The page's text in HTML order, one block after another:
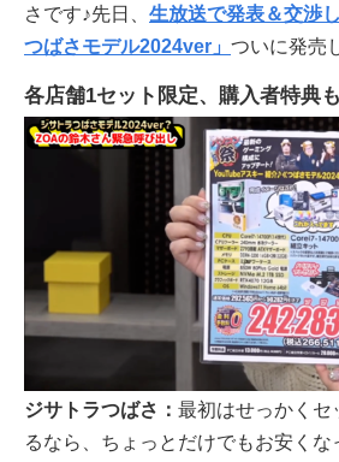
さです♪先日、 生放送で発表＆交渉
つばさモデル2024ver」 ついに発売
各店舗1セット限定、購入者特典
ジサトラつばさ： 最初はせっかくセ
るなら、ちょっとだけでもお安くな